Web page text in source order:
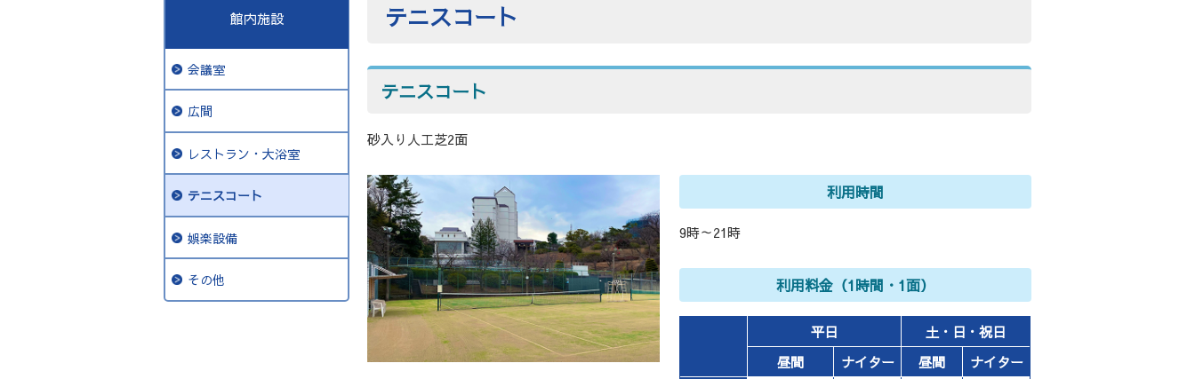
館内施設
会議室
広間
レストラン・大浴室
テニスコート
娯楽設備
その他
テニスコート
テニスコート
砂入り人工芝2面
利用時間
9時～21時
利用料金（1時間・1面）
平日
土・日・祝日
昼間
ナイター 昼間 ナイター